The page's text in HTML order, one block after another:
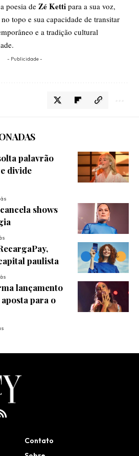
poesia de Zé Ketti para a sua voz,
topo e sua capacidade de transitar
e a tradição cultural
- Publicidade -
palavrão
e divide
shows
paulista
lançamento
aposta para o
Contato